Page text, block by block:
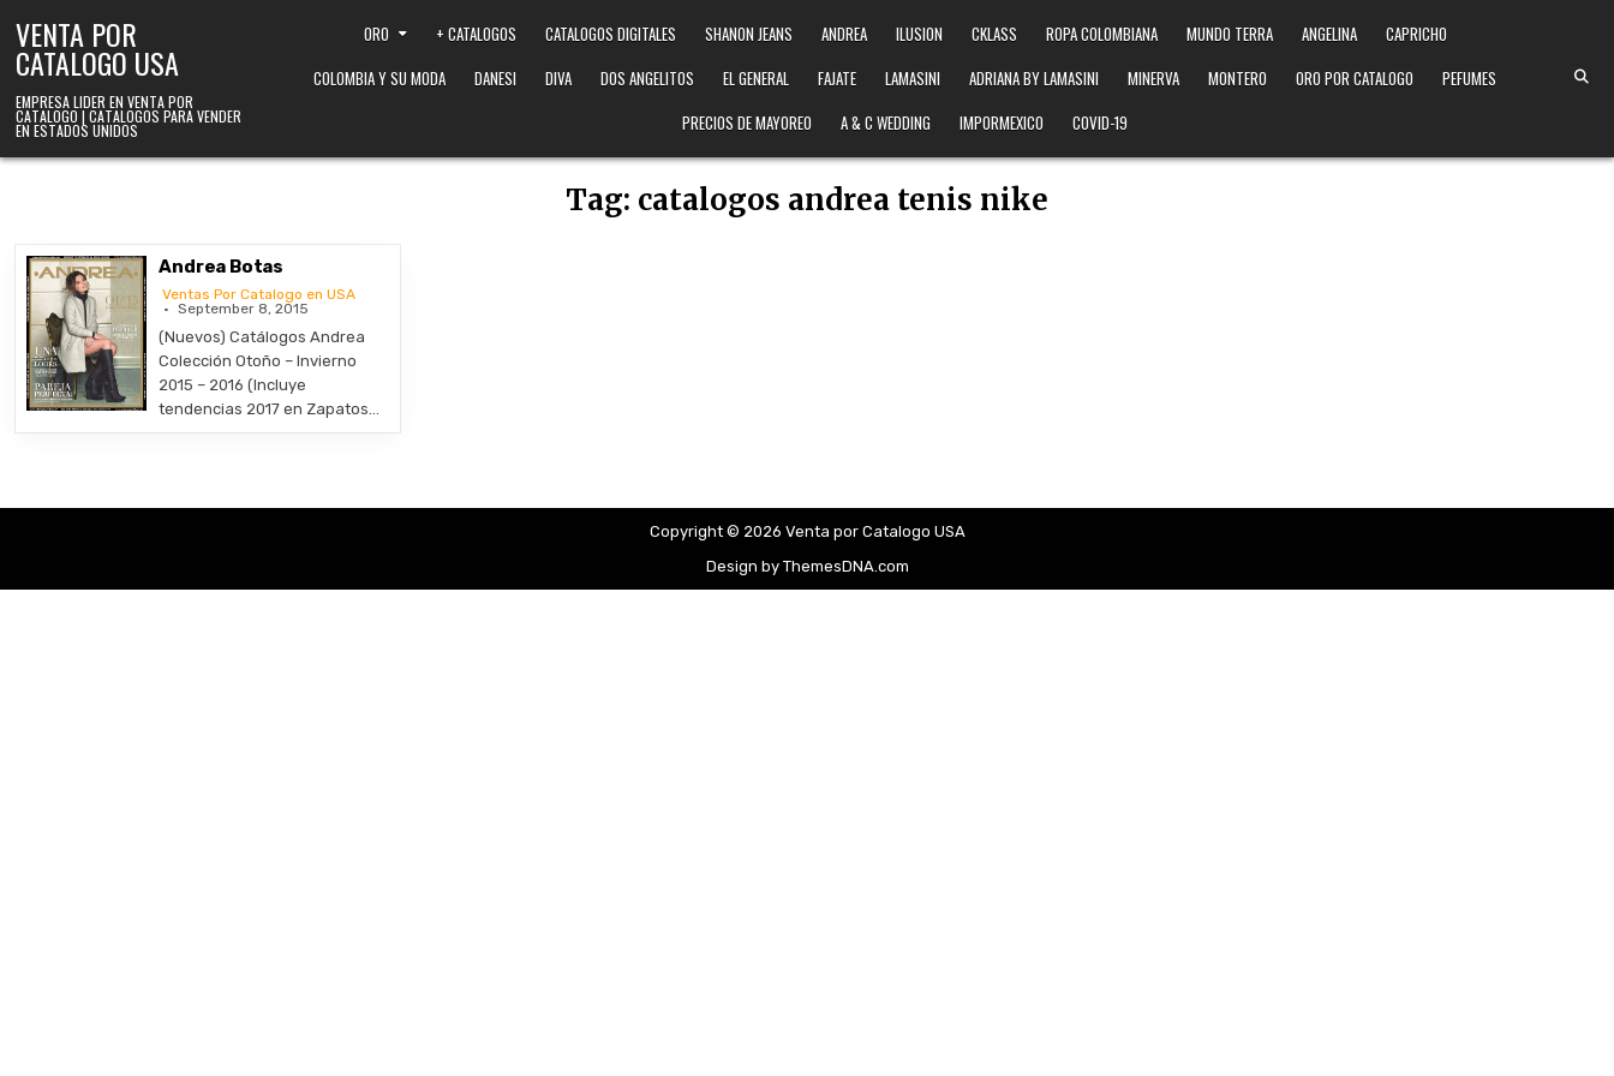
VENTA POR
CATALOGO USA
EMPRESA LIDER EN VENTA POR
CATALOGO | CATALOGOS PARA VENDER
EN ESTADOS UNIDOS
ORO + CATALOGOS CATALOGOS DIGITALES SHANON JEANS ANDREA ILUSION CKLASS ROPA COLOMBIANA MUNDO TERRA ANGELINA
CAPRICHO
COLOMBIA Y SU MODA
DANESI DIVA DOS ANGELITOS EL GENERAL FAJATE LAMASINI ADRIANA BY LAMASINI MINERVA MONTERO ORO POR CATALOGO
PEFUMES
PRECIOS DE MAYOREO
A & C WEDDING IMPORMEXICO COVID-19
Tag: catalogos andrea tenis nike
Andrea Botas
Ventas Por Catalogo en USA
September 8, 2015
(Nuevos) Catálogos Andrea
Colección Otoño – Invierno
2015 – 2016 (Incluye
tendencias 2017 en Zapatos…
Copyright © 2026 Venta por Catalogo USA
Design by ThemesDNA.com